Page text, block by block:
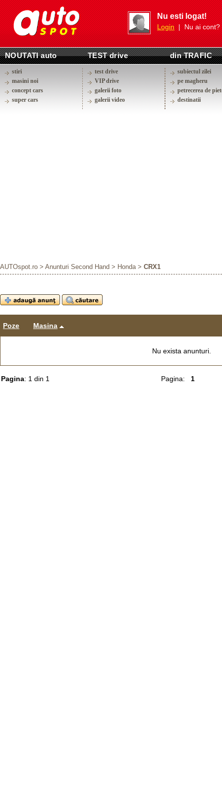
Nu esti logat!
Login| Nu ai cont?
NOUTATI auto TEST drive din TRAFIC
stiri
masini noi
concept cars
super cars
test drive
VIP drive
galerii foto
galerii video
subiectul zilei
pe magheru
petrecerea de
destinatii
AUTOspot.ro > Anunturi Second Hand > Honda> CRX1
Poze Masina
Nu exista anunturi.
Pagina: 1 din 1 Pagina: 1